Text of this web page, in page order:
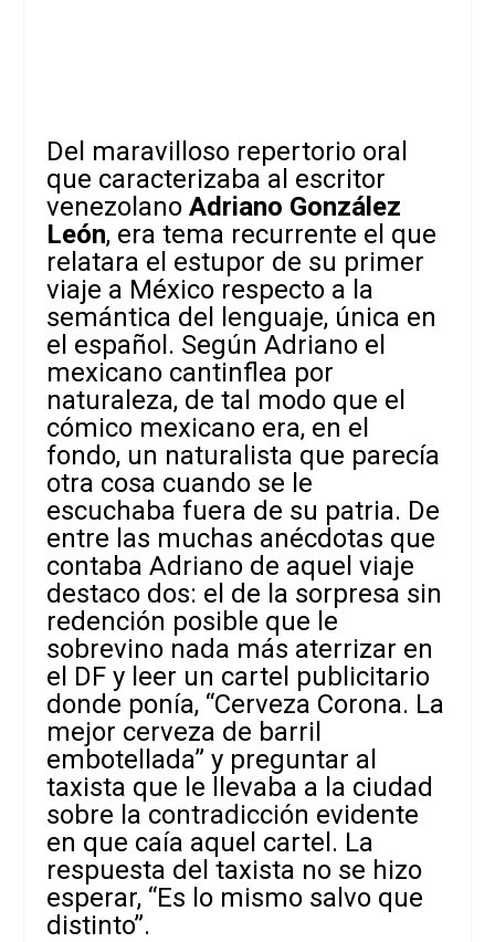
Del maravilloso repertorio oral
que caracterizaba al escritor
venezolanoAdriano González
León, era tema recurrente el que
relatara el estupor de su primer
viaje a México respecto a la
semántica del lenguaje, única en
el español. Según Adriano el
mexicano cantinflea por
naturaleza, de tal modo que el
cómico mexicano era, en el
fondo, un naturalista que parecía
otra cosa cuando se le
escuchaba fuera de su patria. De
entre las muchas anécdotas que
contaba Adriano de aquel viaje
destaco dos: el de la sorpresa sin
redención posible que le
sobrevino nada más aterrizar en
el DF y leer un cartel publicitario
donde ponía, “Cerveza Corona. La
mejor cerveza de barril
embotellada” y preguntar al
taxista que le llevaba a la ciudad
sobre la contradicción evidente
en que caía aquel cartel. La
respuesta del taxista no se hizo
esperar, “Es lo mismo salvo que
distinto”.